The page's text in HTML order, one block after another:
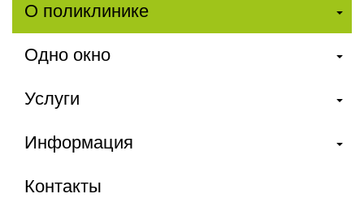
О поликлинике
Одно окно
Услуги
Информация
Контакты